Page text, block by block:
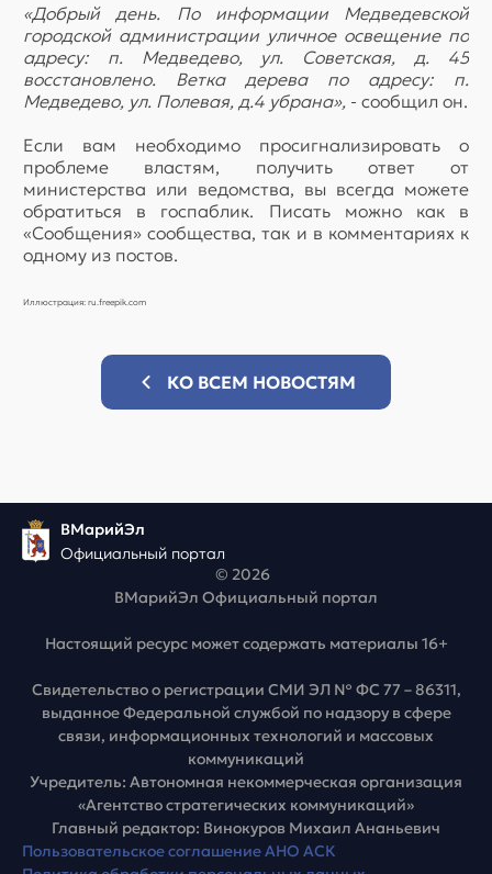
«Добрый день. По информации Медведевской
городской администрации уличное освещение по
адресу: п. Медведево, ул. Советская, д. 45
восстановлено. Ветка дерева по адресу: п.
Медведево, ул. Полевая, д.4 убрана», - сообщил он.
Если вам необходимо просигнализировать о
проблеме властям, получить ответ от
министерства или ведомства, вы всегда можете
обратиться в госпаблик. Писать можно как в
«Сообщения» сообщества, так и в комментариях к
одному из постов.
Иллюстрация: ru.freepik.com
КО ВСЕМ НОВОСТЯМ
ВМарийЭл
Официальный портал
© 2026
ВМарийЭл Официальный портал
Настоящий ресурс может содержать материалы 16+
Свидетельство о регистрации СМИ ЭЛ № ФС 77 – 86311,
выданное Федеральной службой по надзору в сфере
связи, информационных технологий и массовых
коммуникаций
Учредитель: Автономная некоммерческая организация
«Агентство стратегических коммуникаций»
Главный редактор: Винокуров Михаил Ананьевич
Пользовательское соглашение АНО АСК